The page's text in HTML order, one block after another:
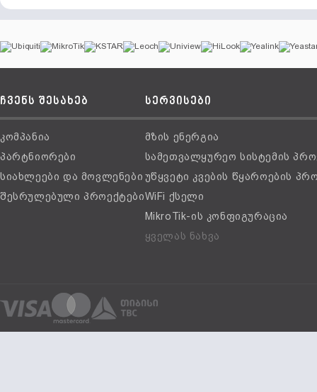
ჩვენს შესახებ
კომპანია
პარტნიორები
სიახლეები და მოვლენები
შესრულებული პროექტები
სერვისები
მზის ენერგია
სამეთვალყურეო სისტემის
უწყვეტი კვების წყაროების
WiFi ქსელი
MikroTik-ის კონფიგურაცია
ყველას ნახვა